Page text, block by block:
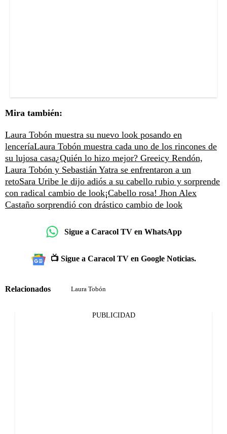
Mira también:
Laura Tobón muestra su nuevo look posando en
lenceríaLaura Tobón muestra cada uno de los rincones de
su lujosa casa¿Quién lo hizo mejor? Greeicy Rendón,
Laura Tobón y Sebastián Yatra se enfrentaron a un
retoSara Uribe le dijo adiós a su cabello rubio y sorprende
con radical cambio de look¡Cabello rosa! Jhon Alex
Castaño sorprendió con drástico cambio de look
Sigue a Caracol TV en WhatsApp
📺 Sigue a Caracol TV en Google Noticias.
Relacionados Laura Tobón
PUBLICIDAD